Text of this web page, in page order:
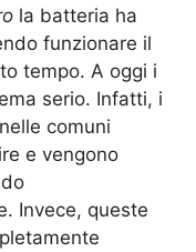
la batteria ha
funzionare il
tempo. A oggi i
serio. Infatti, i
comuni
e vengono
Invece, queste